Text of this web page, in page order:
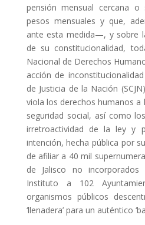
pensión mensual cercana
pesos mensuales y que,
ante esta medida—, y sobre
de su constitucionalidad,
Nacional de Derechos
acción de
de Justicia de la Nación
viola los derechos humanos a
seguridad social, así como
irretroactividad de la ley y
intención, hecha pública por
de afiliar a 40 mil
de Jalisco no
Instituto a 102
organismos públicos
‘llenadera’ para un auténtico